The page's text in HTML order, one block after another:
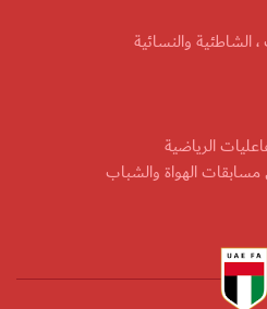
الشاطئية والنسائية
الرياضية
الهواة والشباب